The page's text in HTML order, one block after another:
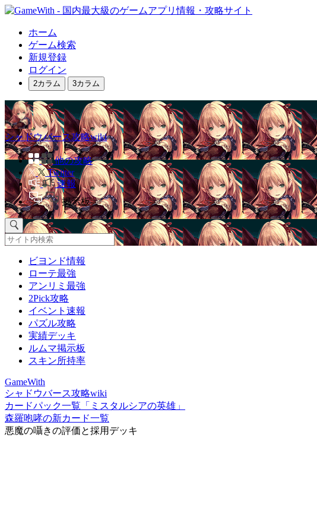
ホーム
ゲーム検索
新規登録
ログイン
2カラム 3カラム
シャドウバース攻略wiki
他の攻略
Twitter
速報
掲示板
ビヨンド情報
ローテ最強
アンリミ最強
2Pick攻略
イベント速報
パズル攻略
実績デッキ
ルムマ掲示板
スキン所持率
GameWith
シャドウバース攻略wiki
カードパック一覧「ミスタルシアの英雄」
森羅咆哮の新カード一覧
悪魔の囁きの評価と採用デッキ